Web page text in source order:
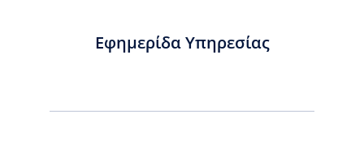
Εφημερίδα Υπηρεσίας